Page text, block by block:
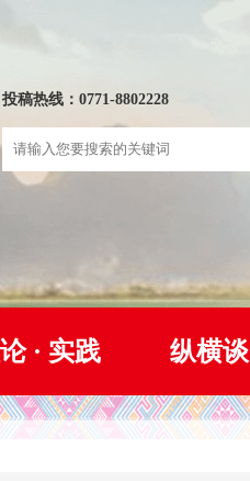
投稿热线：0771-8802228
· 实践 纵横谈